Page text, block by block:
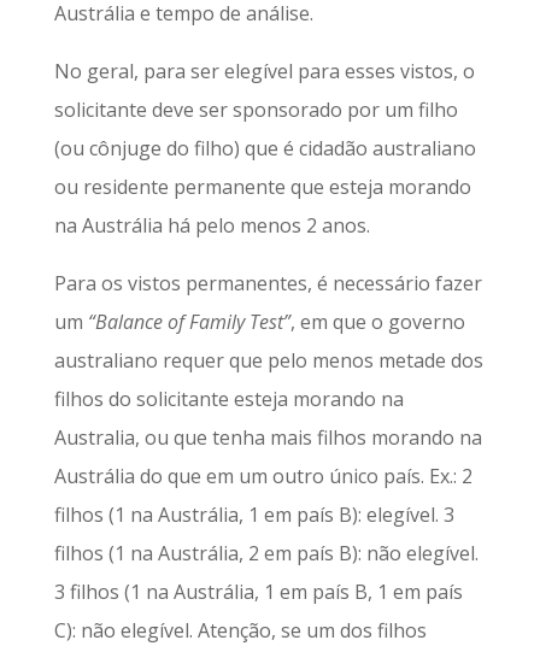
Austrália e tempo de análise.
No geral, para ser elegível para esses vistos, o
solicitante deve ser sponsorado por um filho
(ou cônjuge do filho) que é cidadão australiano
ou residente permanente que esteja morando
na Austrália há pelo menos 2 anos.
Para os vistos permanentes, é necessário fazer
um “Balance of Family Test”, em que o governo
australiano requer que pelo menos metade dos
filhos do solicitante esteja morando na
Australia, ou que tenha mais filhos morando na
Austrália do que em um outro único país. Ex.: 2
filhos (1 na Austrália, 1 em país B): elegível. 3
filhos (1 na Austrália, 2 em país B): não elegível.
3 filhos (1 na Austrália, 1 em país B, 1 em país
C): não elegível. Atenção, se um dos filhos